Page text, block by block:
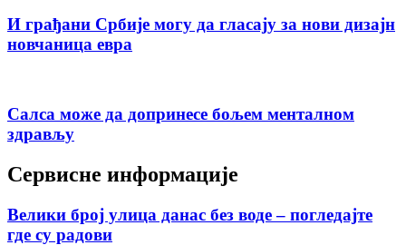
И грађани Србије могу да гласају за нови дизајн
новчаница евра
Салса може да допринесе бољем менталном
здрављу
Сервисне информације
Велики број улица данас без воде – погледајте
где су радови